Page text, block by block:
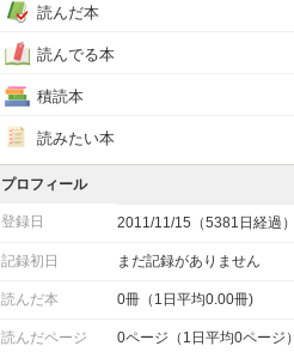
読んだ本
読んでる本
積読本
読みたい本
プロフィール
登録日 2011/11/15（5381日経過）
記録初日 まだ記録がありません
読んだ本 0冊（1日平均0.00冊)
読んだページ 0ページ（1日平均0ページ）